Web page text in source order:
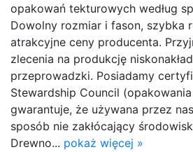
opakowań tekturowych według
Dowolny rozmiar i fason, szybka
atrakcyjne ceny producenta.
zlecenia na produkcję
przeprowadzki. Posiadamy
Stewardship Council
gwarantuje, że używana przez
sposób nie zakłócający
Drewno... pokaż więcej »